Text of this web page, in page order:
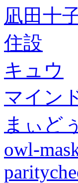
凪田十
住設
キュウ
マイン
まぃどぅ
owl-